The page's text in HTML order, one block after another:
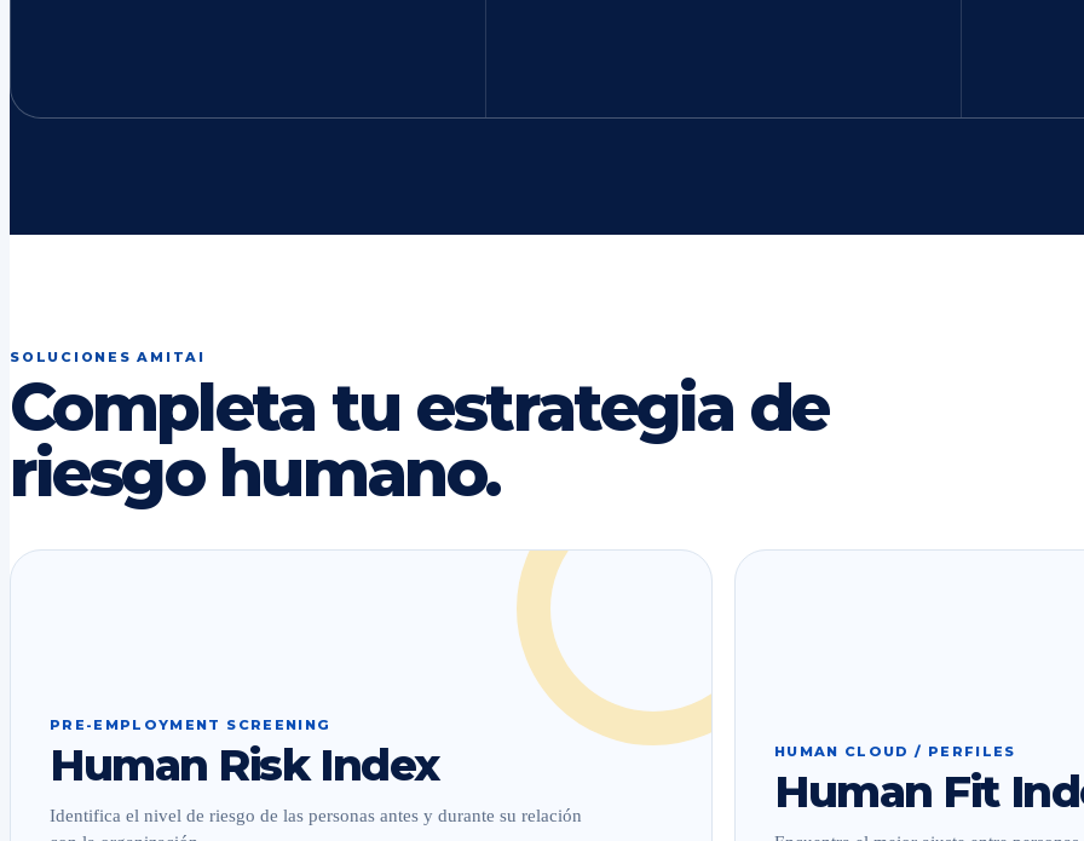
SOLUCIONES AMITAI
Completa tu estrategia de
riesgo humano.
PRE-EMPLOYMENT SCREENING
Human Risk Index
Identifica el nivel de riesgo de las personas antes y durante su relación
HUMAN CLOUD / PERFILES
Human Fit